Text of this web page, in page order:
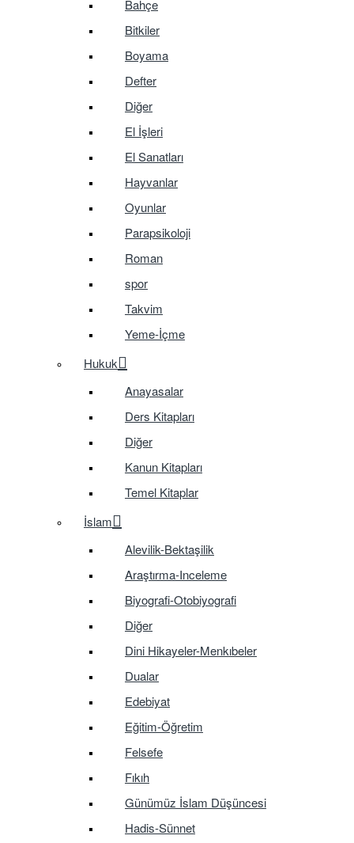
Bahçe
Bitkiler
Boyama
Defter
Diğer
El İşleri
El Sanatları
Hayvanlar
Oyunlar
Parapsikoloji
Roman
spor
Takvim
Yeme-İçme
Hukuk
Anayasalar
Ders Kitapları
Diğer
Kanun Kitapları
Temel Kitaplar
İslam
Alevilik-Bektaşilik
Araştırma-Inceleme
Biyografi-Otobiyografi
Diğer
Dini Hikayeler-Menkıbeler
Dualar
Edebiyat
Eğitim-Öğretim
Felsefe
Fıkıh
Günümüz İslam Düşüncesi
Hadis-Sünnet